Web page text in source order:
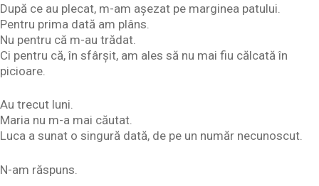
După ce au plecat, m-am așezat pe marginea patului.
Pentru prima dată am plâns.
Nu pentru că m-au trădat.
Ci pentru că, în sfârșit, am ales să nu mai fiu călcată în
picioare.
Au trecut luni.
Maria nu m-a mai căutat.
Luca a sunat o singură dată, de pe un număr necunoscut.
N-am răspuns.